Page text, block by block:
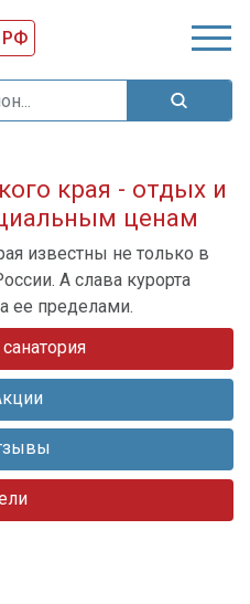
РФ
края - отдых и
ценам
известны не только в
А слава курорта
ее пределами.